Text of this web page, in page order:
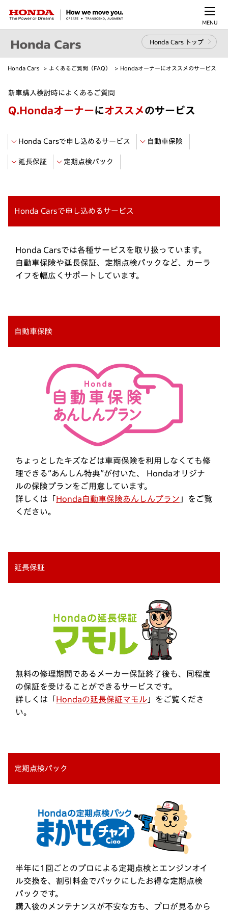
MENU
Honda Cars トップ
Honda Cars よくあるご質問（FAQ） Hondaオーナーにオススメのサービス
新車購入検討時によくあるご質問
Q.Hondaオーナーにオススメのサービス
Honda Carsで申し込めるサービス 自動車保険
延長保証 定期点検パック
Honda Carsで申し込めるサービス
Honda Carsでは各種サービスを取り扱っています。
自動車保険や延長保証、定期点検パックなど、カーラ
イフを幅広くサポートしています。
自動車保険
ちょっとしたキズなどは車両保険を利用しなくても修
理できる“あんしん特典”が付いた、 Hondaオリジナ
ルの保険プランをご用意しています。
詳しくは「
Honda自動車保険あんしんプラン 」をご覧
ください。
延長保証
無料の修理期間であるメーカー保証終了後も、同程度
の保証を受けることができるサービスです。
詳しくは「 Hondaの延長保証マモル 」をご覧くださ
い。
定期点検パック
半年に1回ごとのプロによる定期点検とエンジンオイ
ル交換を、割引料金でパックにしたお得な定期点検
パックです。
購入後のメンテナンスが不安な方も、プロが見るから